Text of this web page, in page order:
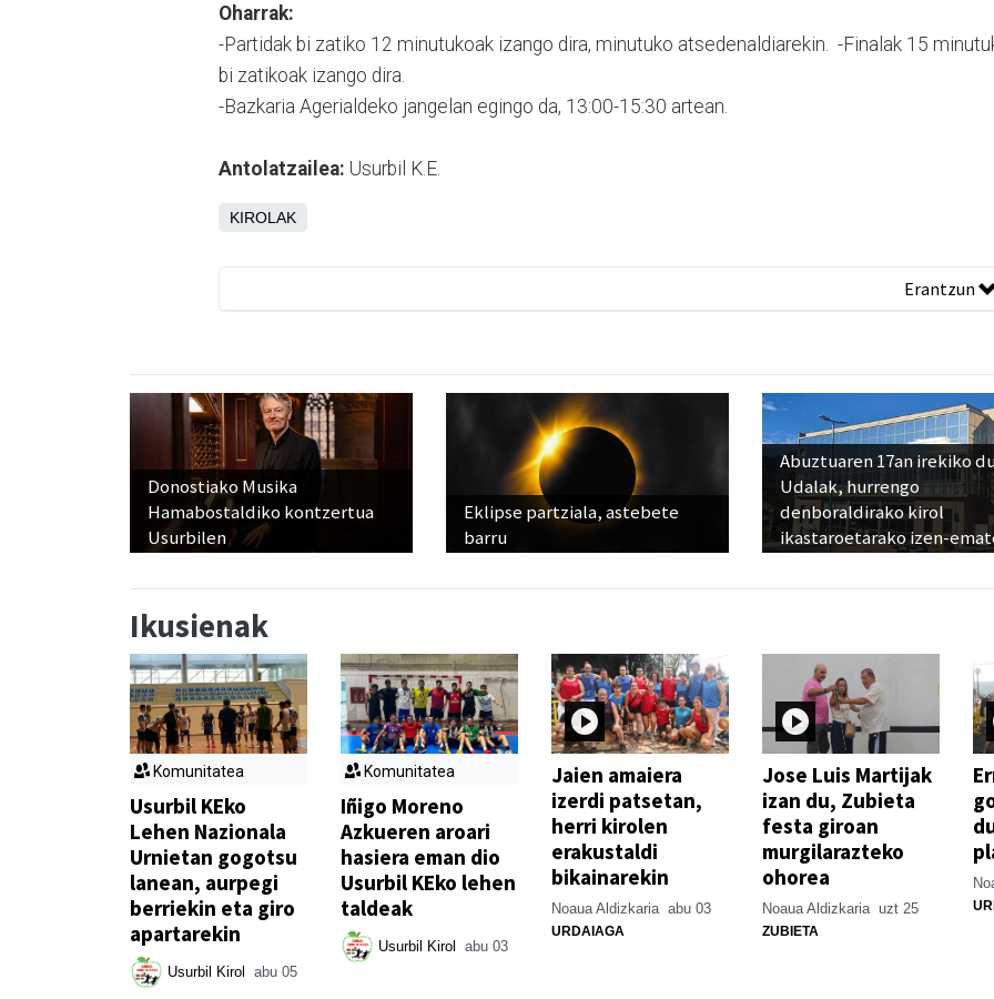
Oharrak:
-Partidak bi zatiko 12 minutukoak izango dira, minutuko atsedenaldiarekin. -Finalak 15
bi zatikoak izango dira.
-Bazkaria Agerialdeko jangelan egingo da, 13:00-15:30 artean.
Antolatzailea: Usurbil K.E.
KIROLAK
Erantzun
Donostiako Musika
Hamabostaldiko kontzertua
Usurbilen
Eklipse partziala, astebete
barru
Abuztuaren 17an irekiko
Udalak, hurrengo
denboraldirako kirol
ikastaroetarako izen-
Ikusienak
Komunitatea
Usurbil KEko
Lehen Nazionala
Urnietan gogotsu
lanean, aurpegi
berriekin eta giro
apartarekin
Usurbil Kirol abu 05
Komunitatea
Iñigo Moreno
Azkueren aroari
hasiera eman dio
Usurbil KEko lehen
taldeak
Usurbil Kirol abu 03
Jaien amaiera
izerdi patsetan,
herri kirolen
erakustaldi
bikainarekin
Noaua Aldizkaria abu 03
URDAIAGA
Jose Luis Martijak
izan du, Zubieta
festa giroan
murgilarazteko
ohorea
Noaua Aldizkaria uzt 25
ZUBIETA